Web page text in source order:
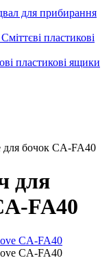
для прибирання
Cміттєві пластикові
пластикові ящики
для бочок CA-FA40
для
FA40